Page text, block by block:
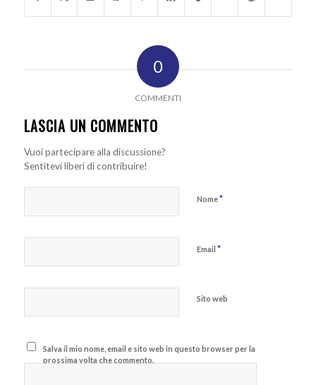
0
COMMENTI
LASCIA UN COMMENTO
Vuoi partecipare alla discussione?
Sentitevi liberi di contribuire!
Nome*
Email *
Sito web
Salva il mio nome, email e sito web in questo browser per la
prossima volta che commento.